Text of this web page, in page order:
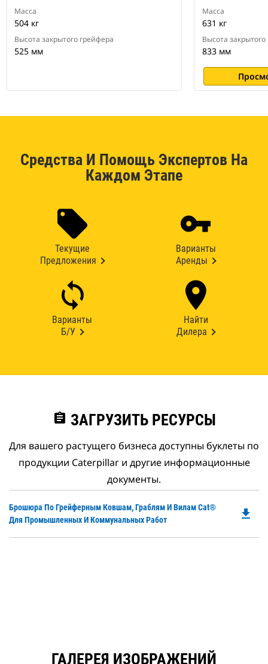
Масса
504 кг
Высота закрытого грейфера
525 мм
Масса
631 кг
Высота
833 мм
Средства И Помощь Экспертов На
Каждом Этапе
Текущие
Предложения
Варианты
Аренды
Варианты
Б/У
Найти
Дилера
assignment ЗАГРУЗИТЬ РЕСУРСЫ
Для вашего растущего бизнеса доступны буклеты по
продукции Caterpillar и другие информационные
документы.
Брошюра По Грейферным Ковшам, Граблям И Вилам Cat®
Для Промышленных И Коммунальных Работ
file_download
ГАЛЕРЕЯ ИЗОБРАЖЕНИЙ